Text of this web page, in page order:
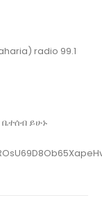
radio 99.1
ቤተሰብ ይሁኑ